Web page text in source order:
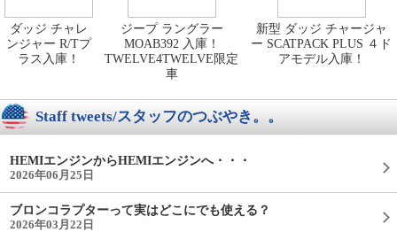
ダッジ チャレ
ンジャー R/Tプ
ラス入庫！
ジープ ラングラー
MOAB392 入庫！
TWELVE4TWELVE限定
車
新型 ダッジ チャージャ
ー SCATPACK PLUS ４ド
アモデル入庫！
Staff tweets/スタッフのつぶやき。。
HEMIエンジンからHEMIエンジンへ・・・
2026年06月25日
ブロンコラプターって実はどこにでも使える？
2026年03月22日